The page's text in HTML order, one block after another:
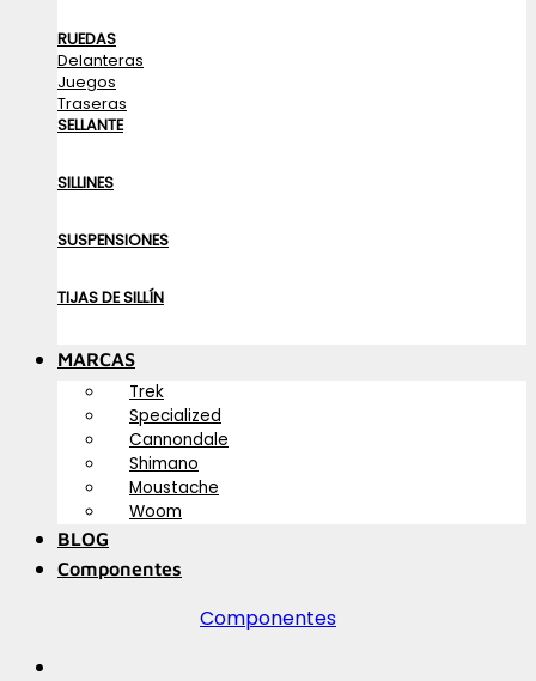
RUEDAS
Delanteras
Juegos
Traseras
SELLANTE
SILLINES
SUSPENSIONES
TIJAS DE SILLÍN
MARCAS
Trek
Specialized
Cannondale
Shimano
Moustache
Woom
BLOG
Componentes
Componentes